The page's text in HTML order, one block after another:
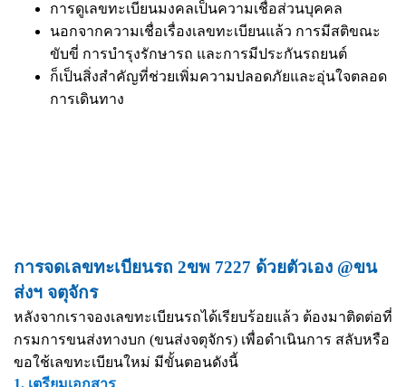
การดูเลขทะเบียนมงคลเป็นความเชื่อส่วนบุคคล
นอกจากความเชื่อเรื่องเลขทะเบียนแล้ว การมีสติขณะ
ขับขี่ การบำรุงรักษารถ และการมีประกันรถยนต์
ก็เป็นสิ่งสำคัญที่ช่วยเพิ่มความปลอดภัยและอุ่นใจตลอด
การเดินทาง
การจดเลขทะเบียนรถ 2ขพ 7227 ด้วยตัวเอง @ขน
ส่งฯ จตุจักร
หลังจากเราจองเลขทะเบียนรถได้เรียบร้อยแล้ว ต้องมาติดต่อที่
กรมการขนส่งทางบก (ขนส่งจตุจักร) เพื่อดำเนินการ สลับหรือ
ขอใช้เลขทะเบียนใหม่ มีขั้นตอนดังนี้
1. เตรียมเอกสาร